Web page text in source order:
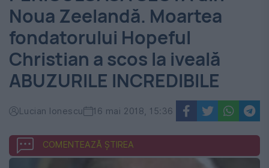
Zilei
Noua Zeelandă. Moartea
fondatorului Hopeful
Christian a scos la iveală
ABUZURILE INCREDIBILE
Lucian Ionescu 16 mai 2018, 15:36
COMENTEAZĂ ȘTIREA